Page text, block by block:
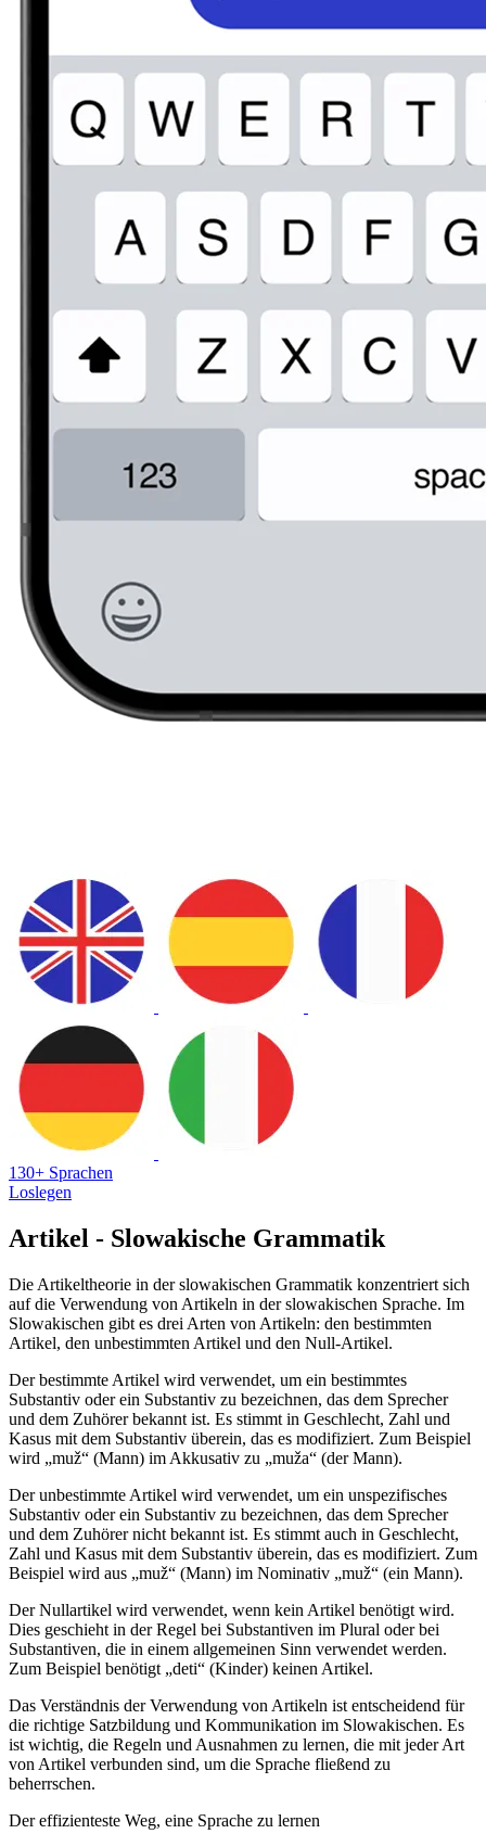
130+ Sprachen
Loslegen
Artikel - Slowakische Grammatik
Die Artikeltheorie in der slowakischen Grammatik konzentriert sich
auf die Verwendung von Artikeln in der slowakischen Sprache. Im
Slowakischen gibt es drei Arten von Artikeln: den bestimmten
Artikel, den unbestimmten Artikel und den Null-Artikel.
Der bestimmte Artikel wird verwendet, um ein bestimmtes
Substantiv oder ein Substantiv zu bezeichnen, das dem Sprecher
und dem Zuhörer bekannt ist. Es stimmt in Geschlecht, Zahl und
Kasus mit dem Substantiv überein, das es modifiziert. Zum Beispiel
wird „muž“ (Mann) im Akkusativ zu „muža“ (der Mann).
Der unbestimmte Artikel wird verwendet, um ein unspezifisches
Substantiv oder ein Substantiv zu bezeichnen, das dem Sprecher
und dem Zuhörer nicht bekannt ist. Es stimmt auch in Geschlecht,
Zahl und Kasus mit dem Substantiv überein, das es modifiziert. Zum
Beispiel wird aus „muž“ (Mann) im Nominativ „muž“ (ein Mann).
Der Nullartikel wird verwendet, wenn kein Artikel benötigt wird.
Dies geschieht in der Regel bei Substantiven im Plural oder bei
Substantiven, die in einem allgemeinen Sinn verwendet werden.
Zum Beispiel benötigt „deti“ (Kinder) keinen Artikel.
Das Verständnis der Verwendung von Artikeln ist entscheidend für
die richtige Satzbildung und Kommunikation im Slowakischen. Es
ist wichtig, die Regeln und Ausnahmen zu lernen, die mit jeder Art
von Artikel verbunden sind, um die Sprache fließend zu
beherrschen.
Der effizienteste Weg, eine Sprache zu lernen